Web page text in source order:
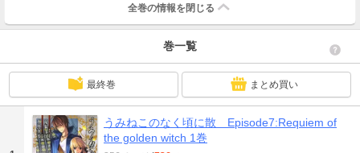
全巻の情報を 閉じる
巻一覧
最終巻 まとめ買い
うみねこのなく頃に散 Episode7:Requiem of
the golden witch 1巻